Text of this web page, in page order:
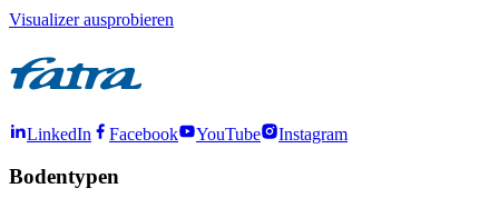
Visualizer ausprobieren
LinkedIn Facebook YouTube Instagram
Bodentypen